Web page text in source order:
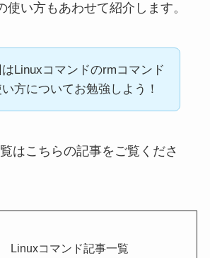
使い方もあわせて紹介します。
Linuxコマンドのrmコマンド
方についてお勉強しよう！
はこちらの記事をご覧くださ
Linuxコマンド記事一覧